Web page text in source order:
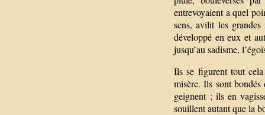
entrevoyaient a quel
sens, avilit les
développé en eux et
jusqu’au sadisme,
Ils se figurent tout
misère. Ils sont bondés
geignent ; ils en
souillent autant que la